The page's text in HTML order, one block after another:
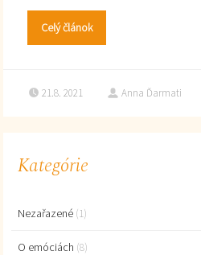
Celý článok
21.8. 2021 Anna Ďarmati
Kategórie
Nezařazené (1)
O emóciách (8)